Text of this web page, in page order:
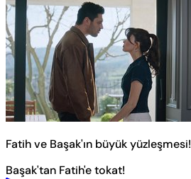
Fatih ve Başak'ın büyük yüzleşmesi!
Başak'tan Fatih'e tokat!